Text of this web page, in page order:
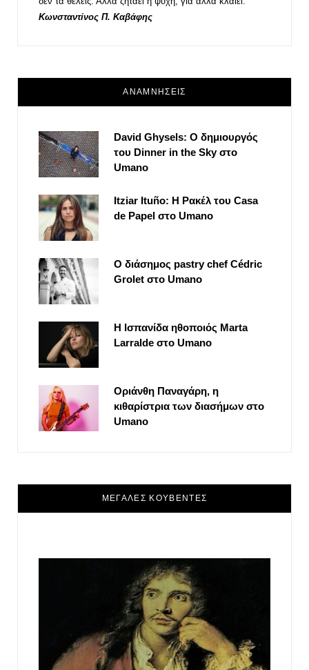
Κωνσταντίνος Π. Καβάφης
ΑΝΑΜΝΗΣΕΙΣ
David Ghysels: Ο δημιουργός
του Dinner in the Sky στο
Umano
Itziar Ituño: Η Ρακέλ του Casa
de Papel στο Umano
Ο διάσημος pastry chef Cédric
Grolet στο Umano
Η Ισπανίδα ηθοποιός Marta
Larralde στο Umano
Οριάνθη Παναγάρη, η
κιθαρίστρια των διασήμων στο
Umano
ΜΕΓΑΛΕΣ ΚΟΥΒΕΝΤΕΣ